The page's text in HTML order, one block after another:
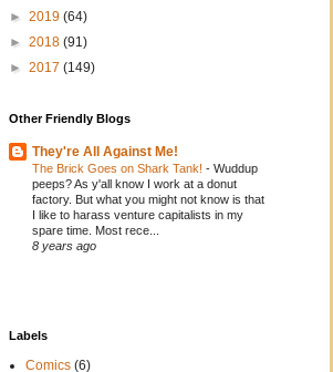
► 2019 (64)
► 2018 (91)
► 2017 (149)
Other Friendly Blogs
They're All Against Me!
The Brick Goes on Shark Tank! - Wuddup
peeps? As y'all know I work at a donut
factory. But what you might not know is that
I like to harass venture capitalists in my
spare time. Most rece...
8 years ago
Labels
Comics (6)